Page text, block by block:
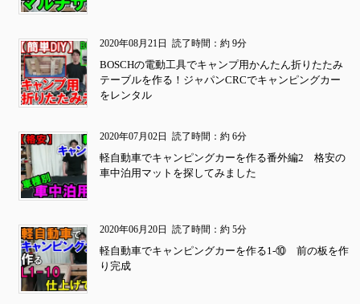
2020年08月21日 読了時間：約 9分
BOSCHの電動工具でキャンプ用かんたん折りたたみ
テーブルを作る！ジャパンCRCでキャンピングカー
をレンタル
2020年07月02日 読了時間：約 6分
軽自動車でキャンピングカーを作る番外編2 格安の
車中泊用マットを探してみました
2020年06月20日 読了時間：約 5分
軽自動車でキャンピングカーを作る1-⑩ 前の板を作
り完成